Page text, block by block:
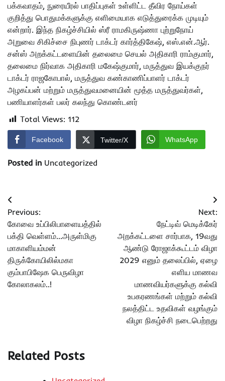
பக்கவாதம், நுரையீரல் பாதிப்புகள் உள்ளிட்ட தீவிர நோய்கள்
குறித்து பொதுமக்களுக்கு எளிமையாக எடுத்துரைக்க முடியும்
என்றார். இந்த நிகழ்ச்சியில் ஸ்ரீ ராமகிருஷ்ணா புற்றுநோய்
அறுவை சிகிச்சை நிபுணர் டாக்டர் கார்த்திகேஷ், எஸ்.என்.ஆர்.
சன்ஸ் அறக்கட்டளையின் தலைமை செயல் அதிகாரி ராம்குமார்,
தலைமை நிர்வாக அதிகாரி மகேஷ்குமார், மருத்துவ இயக்குநர்
டாக்டர் ராஜகோபால், மருத்துவ கண்காணிப்பாளர் டாக்டர்
அழகப்பன் மற்றும் மருத்துவமனையின் மூத்த மருத்துவர்கள்,
பணியாளர்கள் பலர் கலந்து கொண்டனர்
Total Views: 112
Facebook Twitter/X WhatsApp
Posted in Uncategorized
Post
navigation
Previous:
கோவை உப்பிலிபாளையத்தில்
பக்தி வெள்ளம்…அருள்மிகு
மாகாளியம்மன்
திருக்கோயிலில்மகா
கும்பாபிஷேக பெருவிழா
கோலாகலம்..!
Next:
நேட்டிவ் மெடிக்கேர்
அறக்கட்டளை சார்பாக, 19வது
ஆண்டு ரோஜாக்கூட்டம் விழா
2029 எனும் தலைப்பில், ஏழை
எளிய மாணவ
மாணவியர்களுக்கு கல்வி
உபகரணங்கள் மற்றும் கல்வி
நலத்திட்ட உதவிகள் வழங்கும்
விழா நிகழ்ச்சி நடைபெற்றது
Related Posts